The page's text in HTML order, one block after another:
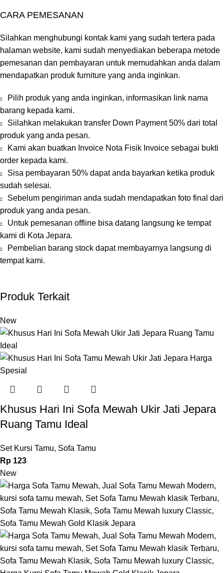
CARA PEMESANAN
Silahkan menghubungi kontak kami yang sudah tertera pada
halaman website, kami sudah menyediakan beberapa metode
pemesanan dan pembayaran untuk memudahkan anda dalam
mendapatkan produk furniture yang anda inginkan.
Pilih produk yang anda inginkan, informasikan link nama
barang kepada kami.
Siilahkan melakukan transfer Down Payment 50% dari total
produk yang anda pesan.
Kami akan buatkan Invoice Nota Fisik Invoice sebagai bukti
order kepada kami.
Sisa pembayaran 50% dapat anda bayarkan ketika produk
sudah selesai.
Sebelum pengiriman anda sudah mendapatkan foto final dari
produk yang anda pesan.
Untuk pemesanan offline bisa datang langsung ke tempat
kami di Kota Jepara.
Pembelian barang stock dapat membayarnya langsung di
tempat kami.
Produk Terkait
New
Khusus Hari Ini Sofa Mewah Ukir Jati Jepara
Ruang Tamu Ideal
Set Kursi Tamu, Sofa Tamu
Rp 123
New